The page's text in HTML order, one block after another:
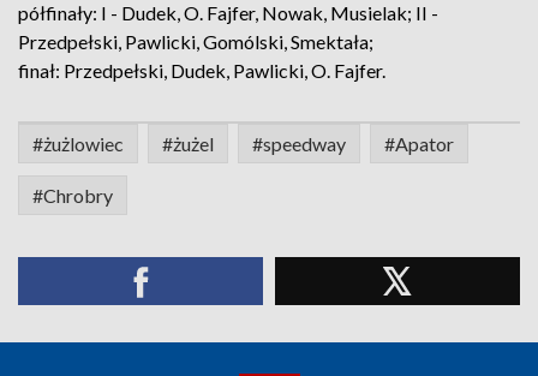
półfinały: I - Dudek, O. Fajfer, Nowak, Musielak; II -
Przedpełski, Pawlicki, Gomólski, Smektała;
finał: Przedpełski, Dudek, Pawlicki, O. Fajfer.
#żużlowiec #żużel #speedway #Apator
#Chrobry